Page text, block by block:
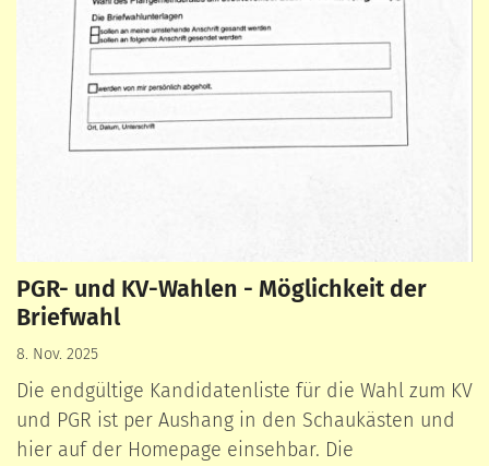
PGR- und KV-Wahlen - Möglichkeit der
Briefwahl
8. Nov. 2025
Die endgültige Kandidatenliste für die Wahl zum KV
und PGR ist per Aushang in den Schaukästen und
hier auf der Homepage einsehbar. Die